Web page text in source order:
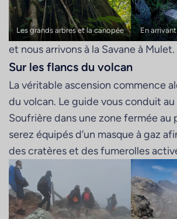
Les grands arbres et la canopée En
et nous arrivons à la Savane à Mulet.
Sur les flancs du volcan
La véritable ascension commence
du volcan. Le guide vous conduit
Soufrière dans une zone fermée au
serez équipés d’un masque à gaz
des cratères et des fumerolles